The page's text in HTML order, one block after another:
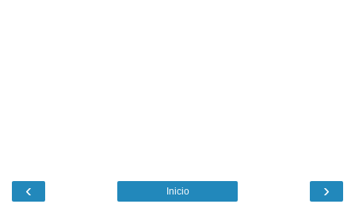
‹ ›
Inicio